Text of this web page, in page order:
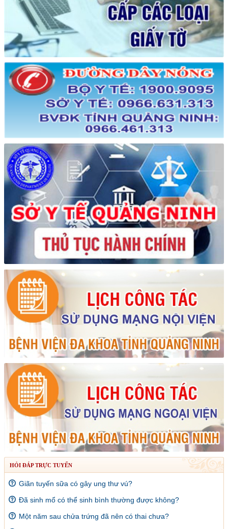
HỎI ĐÁP TRỰC TUYẾN
Giãn tuyến sữa có gây ung thư vú?
Đã sinh mổ có thể sinh bình thường được không?
Một năm sau chửa trứng đã nên có thai chưa?